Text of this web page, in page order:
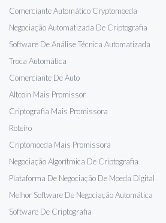
Comerciante Automático Cryptomoeda
Negociação Automatizada De Criptografia
Software De Análise Técnica Automatizada
Troca Automática
Comerciante De Auto
Altcoin Mais Promissor
Criptografia Mais Promissora
Roteiro
Criptomoeda Mais Promissora
Negociação Algorítmica De Criptografia
Plataforma De Negociação De Moeda Digital
Melhor Software De Negociação Automática
Software De Criptografia